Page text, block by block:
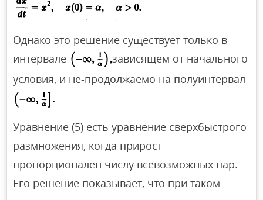
Однако это решение существует только в
интервале
зависящем от начального
условия, и не-продолжаемо на полуинтервал
Уравнение (5) есть уравнение сверхбыстрого
размножения, когда прирост
пропорционален числу всевозможных пар.
Его решение показывает, что при таком